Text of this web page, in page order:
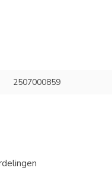
2507000859